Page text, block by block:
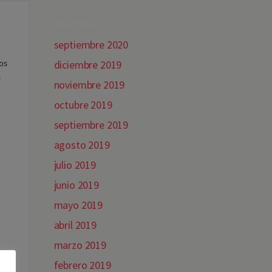
septiembre 2020
diciembre 2019
noviembre 2019
octubre 2019
septiembre 2019
agosto 2019
julio 2019
junio 2019
mayo 2019
abril 2019
marzo 2019
febrero 2019